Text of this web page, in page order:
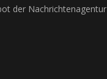
der Nachrichtenagentur